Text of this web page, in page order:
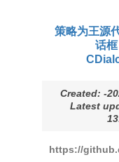
策略为王源
话
Created: -
Latest
https://